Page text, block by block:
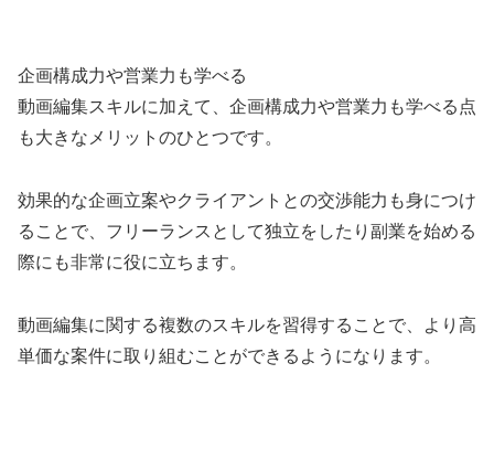
企画構成力や営業力も学べる
動画編集スキルに加えて、企画構成力や営業力も学べる点
も大きなメリットのひとつです。
効果的な企画立案やクライアントとの交渉能力も身につけ
ることで、フリーランスとして独立をしたり副業を始める
際にも非常に役に立ちます。
動画編集に関する複数のスキルを習得することで、より高
単価な案件に取り組むことができるようになります。